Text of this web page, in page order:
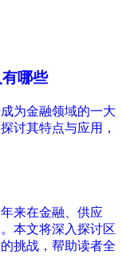
哪些
为金融领域的一大
讨其特点与应用，
来在金融、供应
本文将深入探讨区
挑战，帮助读者全